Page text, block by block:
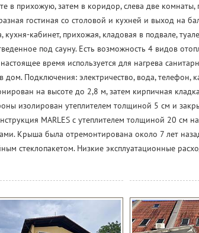
в прихожую, затем в коридор, слева две комнаты,
гостиная со столовой и кухней и выход на
кабинет, прихожая, кладовая в подвале,
под сауну. Есть возможность 4 видов
время используется для нагрева
Подключения: электричество, вода, телефон,
на высоте до 2,8 м, затем кирпичная
изолирован утеплителем толщиной 5 см и
MARLES с утеплителем толщиной 20 см
Крыша была отремонтирована около 7 лет
стеклопакетом. Низкие эксплуатационные